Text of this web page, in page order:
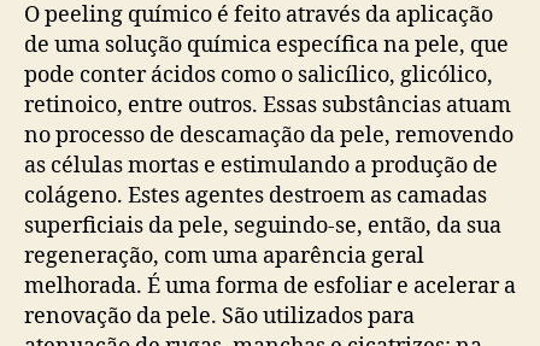
O peeling químico é feito através da aplicação
de uma solução química específica na pele, que
pode conter ácidos como o salicílico, glicólico,
retinoico, entre outros. Essas substâncias atuam
no processo de descamação da pele, removendo
as células mortas e estimulando a produção de
colágeno. Estes agentes destroem as camadas
superficiais da pele, seguindo-se, então, da sua
regeneração, com uma aparência geral
melhorada. É uma forma de esfoliar e acelerar a
renovação da pele. São utilizados para